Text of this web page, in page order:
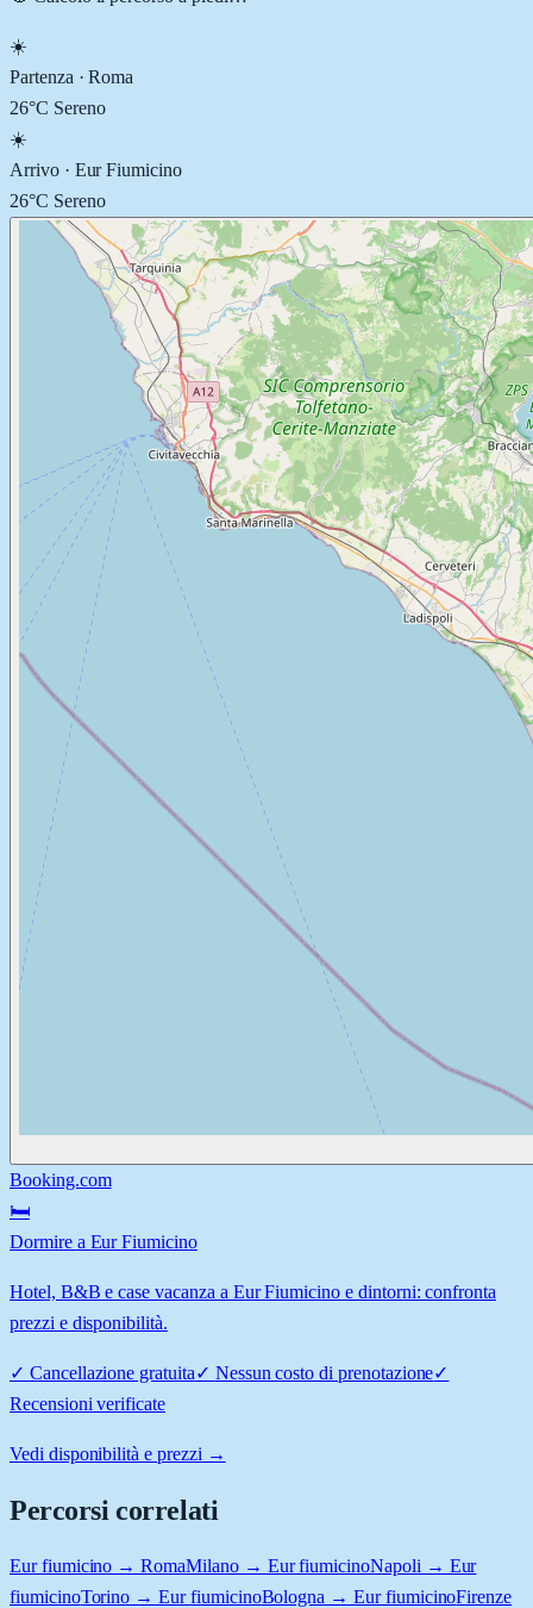
☀️
Partenza ·Roma
26°C Sereno
☀️
Arrivo · Eur Fiumicino
26°C Sereno
Booking.com
🛏️
Dormire a Eur Fiumicino
Hotel, B&B e case vacanza a Eur Fiumicino e dintorni: confronta
prezzi e disponibilità.
✓ Cancellazione gratuita✓ Nessun costo di prenotazione✓
Recensioni verificate
Vedi disponibilità e prezzi →
Percorsi correlati
Eur fiumicino → RomaMilano → Eur fiumicinoNapoli → Eur
fiumicinoTorino → Eur fiumicinoBologna → Eur fiumicinoFirenze